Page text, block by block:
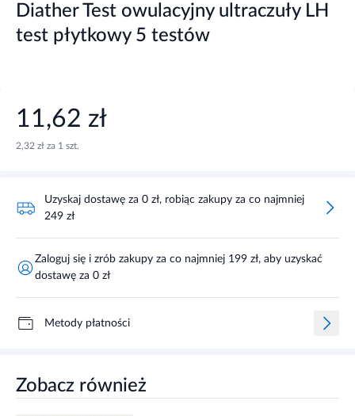
Diather Test owulacyjny ultraczuły LH
test płytkowy 5 testów
11,62 zł
2,32 zł za 1 szt.
Uzyskaj dostawę za 0 zł, robiąc zakupy za co najmniej
249 zł
Zaloguj się i zrób zakupy za co najmniej 199 zł, aby uzyskać
dostawę za 0 zł
Metody płatności
Zobacz również